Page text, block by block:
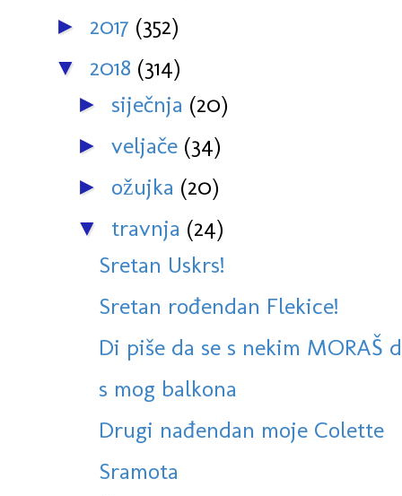
► 2017 (352)
▼ 2018 (314)
► siječnja (20)
► veljače (34)
► ožujka (20)
▼ travnja (24)
Sretan Uskrs!
Sretan rođendan Flekice!
Di piše da se s nekim MORAŠ
s mog balkona
Drugi nađendan moje Colette
Sramota